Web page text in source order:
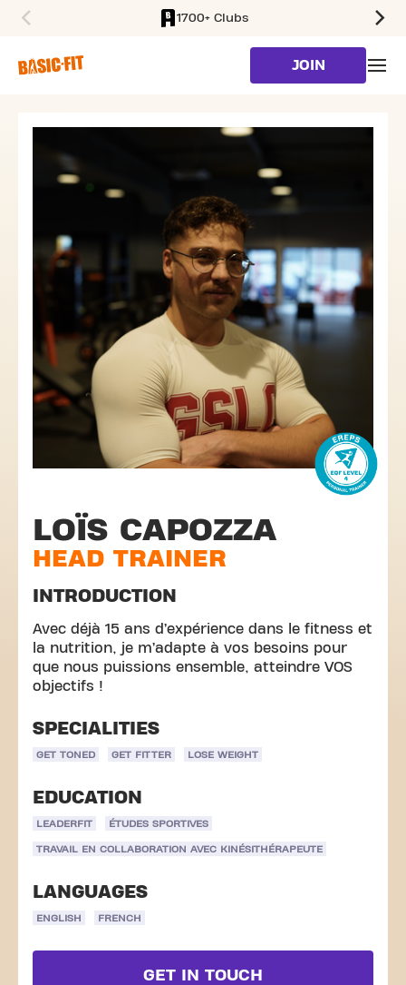
1700+ Clubs
JOIN
LOÏS CAPOZZA
HEAD TRAINER
INTRODUCTION
Avec déjà 15 ans d’expérience dans le fitness et
la nutrition, je m’adapte à vos besoins pour
que nous puissions ensemble, atteindre VOS
objectifs !
SPECIALITIES
GET TONED GET FITTER LOSE WEIGHT
EDUCATION
LEADERFIT ÉTUDES SPORTIVES
TRAVAIL EN COLLABORATION AVEC KINÉSITHÉRAPEUTE
LANGUAGES
ENGLISH FRENCH
GET IN TOUCH